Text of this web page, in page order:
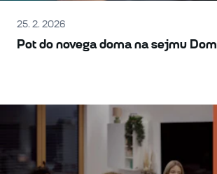
25. 2. 2026
Pot do novega doma na sejmu Dom